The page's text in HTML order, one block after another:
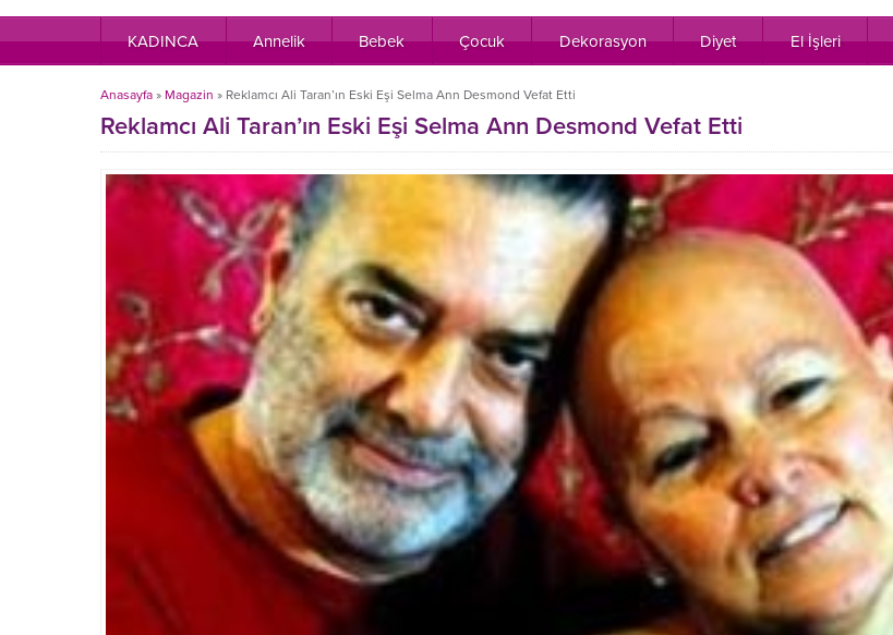
KADINCA Annelik Bebek Çocuk Dekorasyon Diyet El İşleri
Anasayfa » Magazin » Reklamcı Ali Taran’ın Eski Eşi Selma Ann Desmond Vefat Etti
Reklamcı Ali Taran’ın Eski Eşi Selma Ann Desmond Vefat Etti